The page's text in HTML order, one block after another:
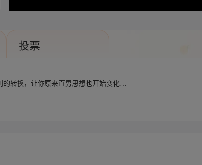
投票
的转换，让你原来直男思想也开始变化…